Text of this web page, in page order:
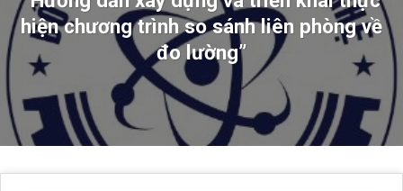
hiện chương trình so sánh liên phòng về
đo lường”